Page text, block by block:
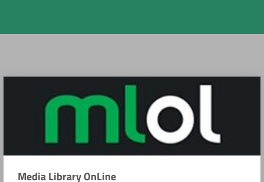
Media Library OnLine